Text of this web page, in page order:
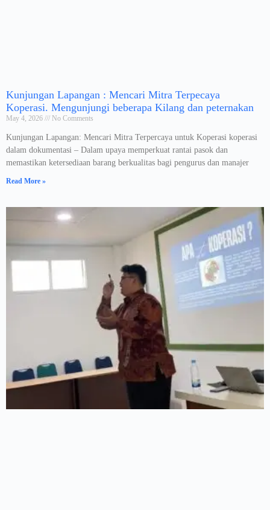
Kunjungan Lapangan : Mencari Mitra Terpecaya
Koperasi. Mengunjungi beberapa Kilang dan peternakan
May 4, 2026 No Comments
Kunjungan Lapangan: Mencari Mitra Terpercaya untuk Koperasi koperasi
dalam dokumentasi – Dalam upaya memperkuat rantai pasok dan
memastikan ketersediaan barang berkualitas bagi pengurus dan manajer
Read More »